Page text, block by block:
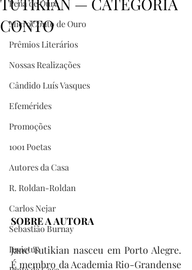
Pena de Ouro
MicroConto de Ouro
Prêmios Literários
Nossas Realizações
Cândido Luís Vasques
Efemérides
Promoções
1001 Poetas
Autores da Casa
R. Roldan-Roldan
Carlos Nejar
Sebastião Burnay
Invictus
CONTO
SOBRE A AUTORA
Jane Tutikian nasceu em Porto Alegre.
É membro da Academia Rio-Grandense